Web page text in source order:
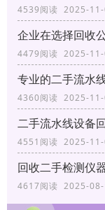
4539阅读 2025-
企业在选择回收
4479阅读 2025-
专业的二手流水
4360阅读 2025-
二手流水线设备
4551阅读 2025-
回收二手检测仪
4617阅读 2025-